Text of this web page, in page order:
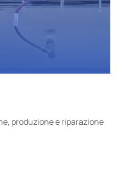
produzione e riparazione